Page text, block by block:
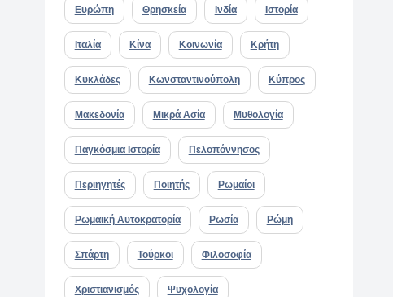
Ευρώπη Θρησκεία Ινδία Ιστορία
Ιταλία Κίνα Κοινωνία Κρήτη
Κυκλάδες Κωνσταντινούπολη Κύπρος
Μακεδονία Μικρά Ασία Μυθολογία
Παγκόσμια Ιστορία Πελοπόννησος
Περιηγητές Ποιητής Ρωμαίοι
Ρωμαϊκή Αυτοκρατορία Ρωσία Ρώμη
Σπάρτη Τούρκοι Φιλοσοφία
Χριστιανισμός Ψυχολογία